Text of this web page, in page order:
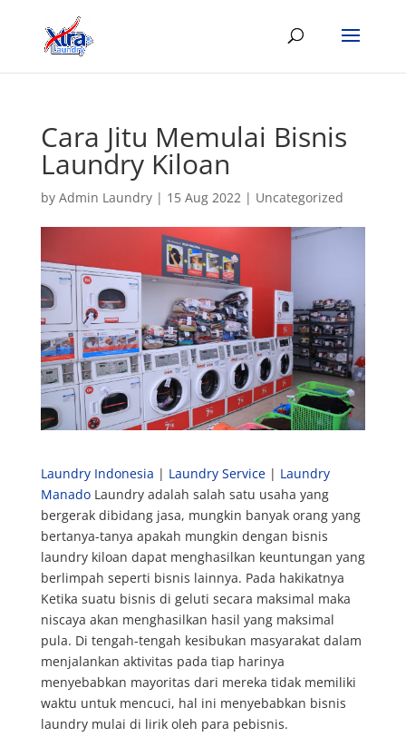
Cara Jitu Memulai Bisnis
Laundry Kiloan
by Admin Laundry| 15 Aug 2022| Uncategorized
Laundry Indonesia | Laundry Service| Laundry
ManadoLaundry adalah salah satu usaha yang
bergerak dibidang jasa, mungkin banyak orang yang
bertanya-tanya apakah mungkin dengan bisnis
laundry kiloan dapat menghasilkan keuntungan yang
berlimpah seperti bisnis lainnya. Pada hakikatnya
Ketika suatu bisnis di geluti secara maksimal maka
niscaya akan menghasilkan hasil yang maksimal
pula. Di tengah-tengah kesibukan masyarakat dalam
menjalankan aktivitas pada tiap harinya
menyebabkan mayoritas dari mereka tidak memiliki
waktu untuk mencuci, hal ini menyebabkan bisnis
laundry mulai di lirik oleh para pebisnis.